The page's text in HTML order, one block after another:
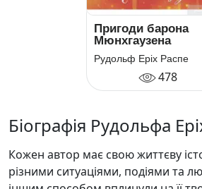
Пригоди барона
Мюнхгаузена
Рудольф Еріх Распе
478
Біографія Рудольфа
Кожен автор має свою життєву
різними ситуаціями, подіями та